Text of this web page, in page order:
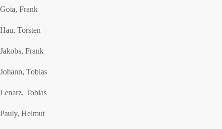
Goia, Frank
Hau, Torsten
Jakobs, Frank
Johann, Tobias
Lenarz, Tobias
Pauly, Helmut